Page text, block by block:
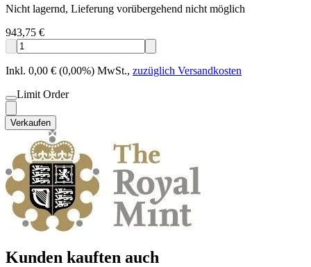
Nicht lagernd, Lieferung vorübergehend nicht möglich
943,75 €
Inkl. 0,00 € (0,00%) MwSt., zuzüglich Versandkosten
Limit Order
Verkaufen
Kunden kauften auch